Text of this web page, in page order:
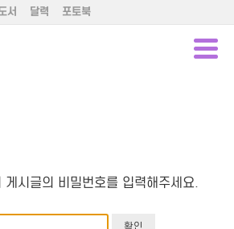
서 달력 포토북
게시글의 비밀번호를 입력해주세요.